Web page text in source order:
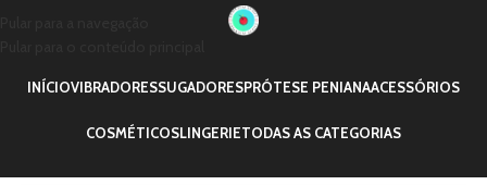
INÍCIOVIBRADORESSUGADORESPRÓTESE PENIANAACESSÓRIOS
COSMÉTICOSLINGERIETODAS AS CATEGORIAS